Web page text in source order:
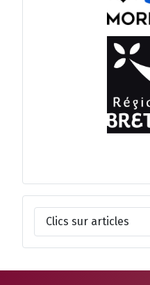
Clics sur articles